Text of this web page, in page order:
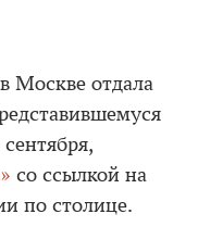
Москве отдала
со ссылкой на
по столице.